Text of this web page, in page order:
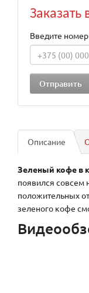
Заказать
Введите
Описание
Зеленый кофе в
появился совсем
положительных
зеленого кофе